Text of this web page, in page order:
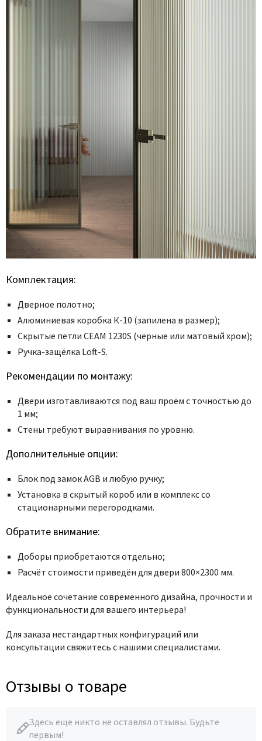
Комплектация:
Дверное полотно;
Алюминиевая коробка К-10 (запилена в размер);
Скрытые петли CEAM 1230S (чёрные или матовый хром);
Ручка-защёлка Loft-S.
Рекомендации по монтажу:
Двери изготавливаются под ваш проём с точностью до
1 мм;
Стены требуют выравнивания по уровню.
Дополнительные опции:
Блок под замок AGB и любую ручку;
Установка в скрытый короб или в комплекс со
стационарными перегородками.
Обратите внимание:
Доборы приобретаются отдельно;
Расчёт стоимости приведён для двери 800×2300 мм.
Идеальное сочетание современного дизайна, прочности и
функциональности для вашего интерьера!
Для заказа нестандартных конфигураций или
консультации свяжитесь с нашими специалистами.
Отзывы о товаре
Здесь еще никто не оставлял отзывы. Будьте
первым!